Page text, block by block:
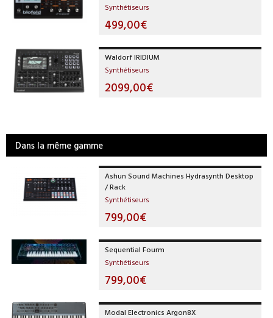
Synthétiseurs
499,00€
Waldorf IRIDIUM
Synthétiseurs
2099,00€
Dans la même gamme
Ashun Sound Machines Hydrasynth Desktop
/ Rack
Synthétiseurs
799,00€
Sequential Fourm
Synthétiseurs
799,00€
Modal Electronics Argon8X